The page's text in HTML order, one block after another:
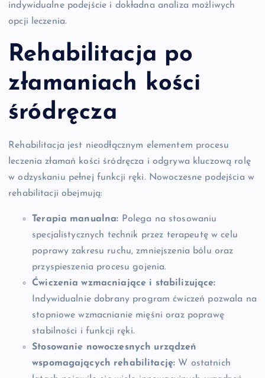
indywidualne podejście i dokładna analiza możliwych
opcji leczenia.
Rehabilitacja po
złamaniach kości
śródręcza
Rehabilitacja jest nieodłącznym elementem procesu
leczenia złamań kości śródręcza i odgrywa kluczową rolę
w odzyskaniu pełnej funkcji ręki. Nowoczesne podejścia w
rehabilitacji obejmują:
Terapia manualna: Polega na stosowaniu
specjalistycznych technik przez terapeutę w celu
poprawy zakresu ruchu, zmniejszenia bólu oraz
przyspieszenia procesu gojenia.
Ćwiczenia wzmacniające i stabilizujące:
Indywidualnie dobrany program ćwiczeń pozwala na
stopniowe wzmacnianie mięśni oraz poprawę
stabilności i funkcji ręki.
Stosowanie nowoczesnych urządzeń
wspomagających rehabilitację: W ostatnich